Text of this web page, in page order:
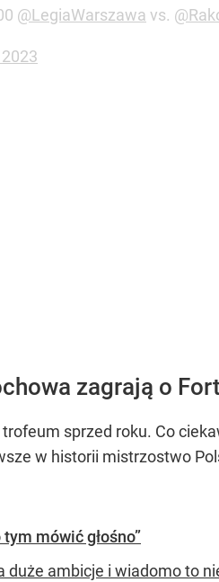
@LegiaWarszawa vs.
zagrają o
sprzed roku. Co
w historii mistrzostwo
mówić głośno”
duże ambicje i wiadomo to